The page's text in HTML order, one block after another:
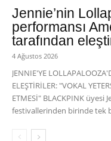
Jennie’nin
performansı
tarafından
4 Ağustos 2026
JENNIE'YE
ELEŞTİRİLER: "VOKAL
ETMESİ" BLACKPINK üyesi
festivallerinden birinde tek